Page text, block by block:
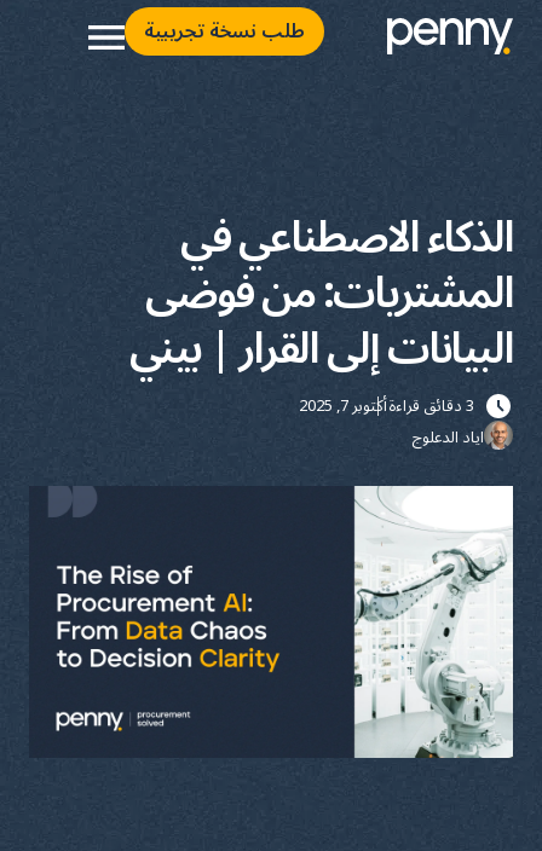
طلب نسخة تجريبية
الذكاء الاصطناعي في
المشتريات: من فوضى
البيانات إلى القرار | بيني
3 دقائق قراءة
أكتوبر 7, 2025
اياد الدعلوج